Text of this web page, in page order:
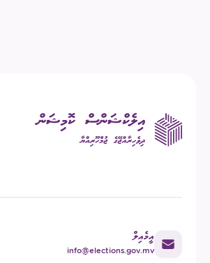
އީމެއިލް
info@elections.gov.mv